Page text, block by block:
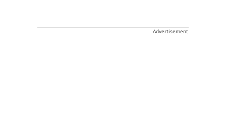
Advertisement